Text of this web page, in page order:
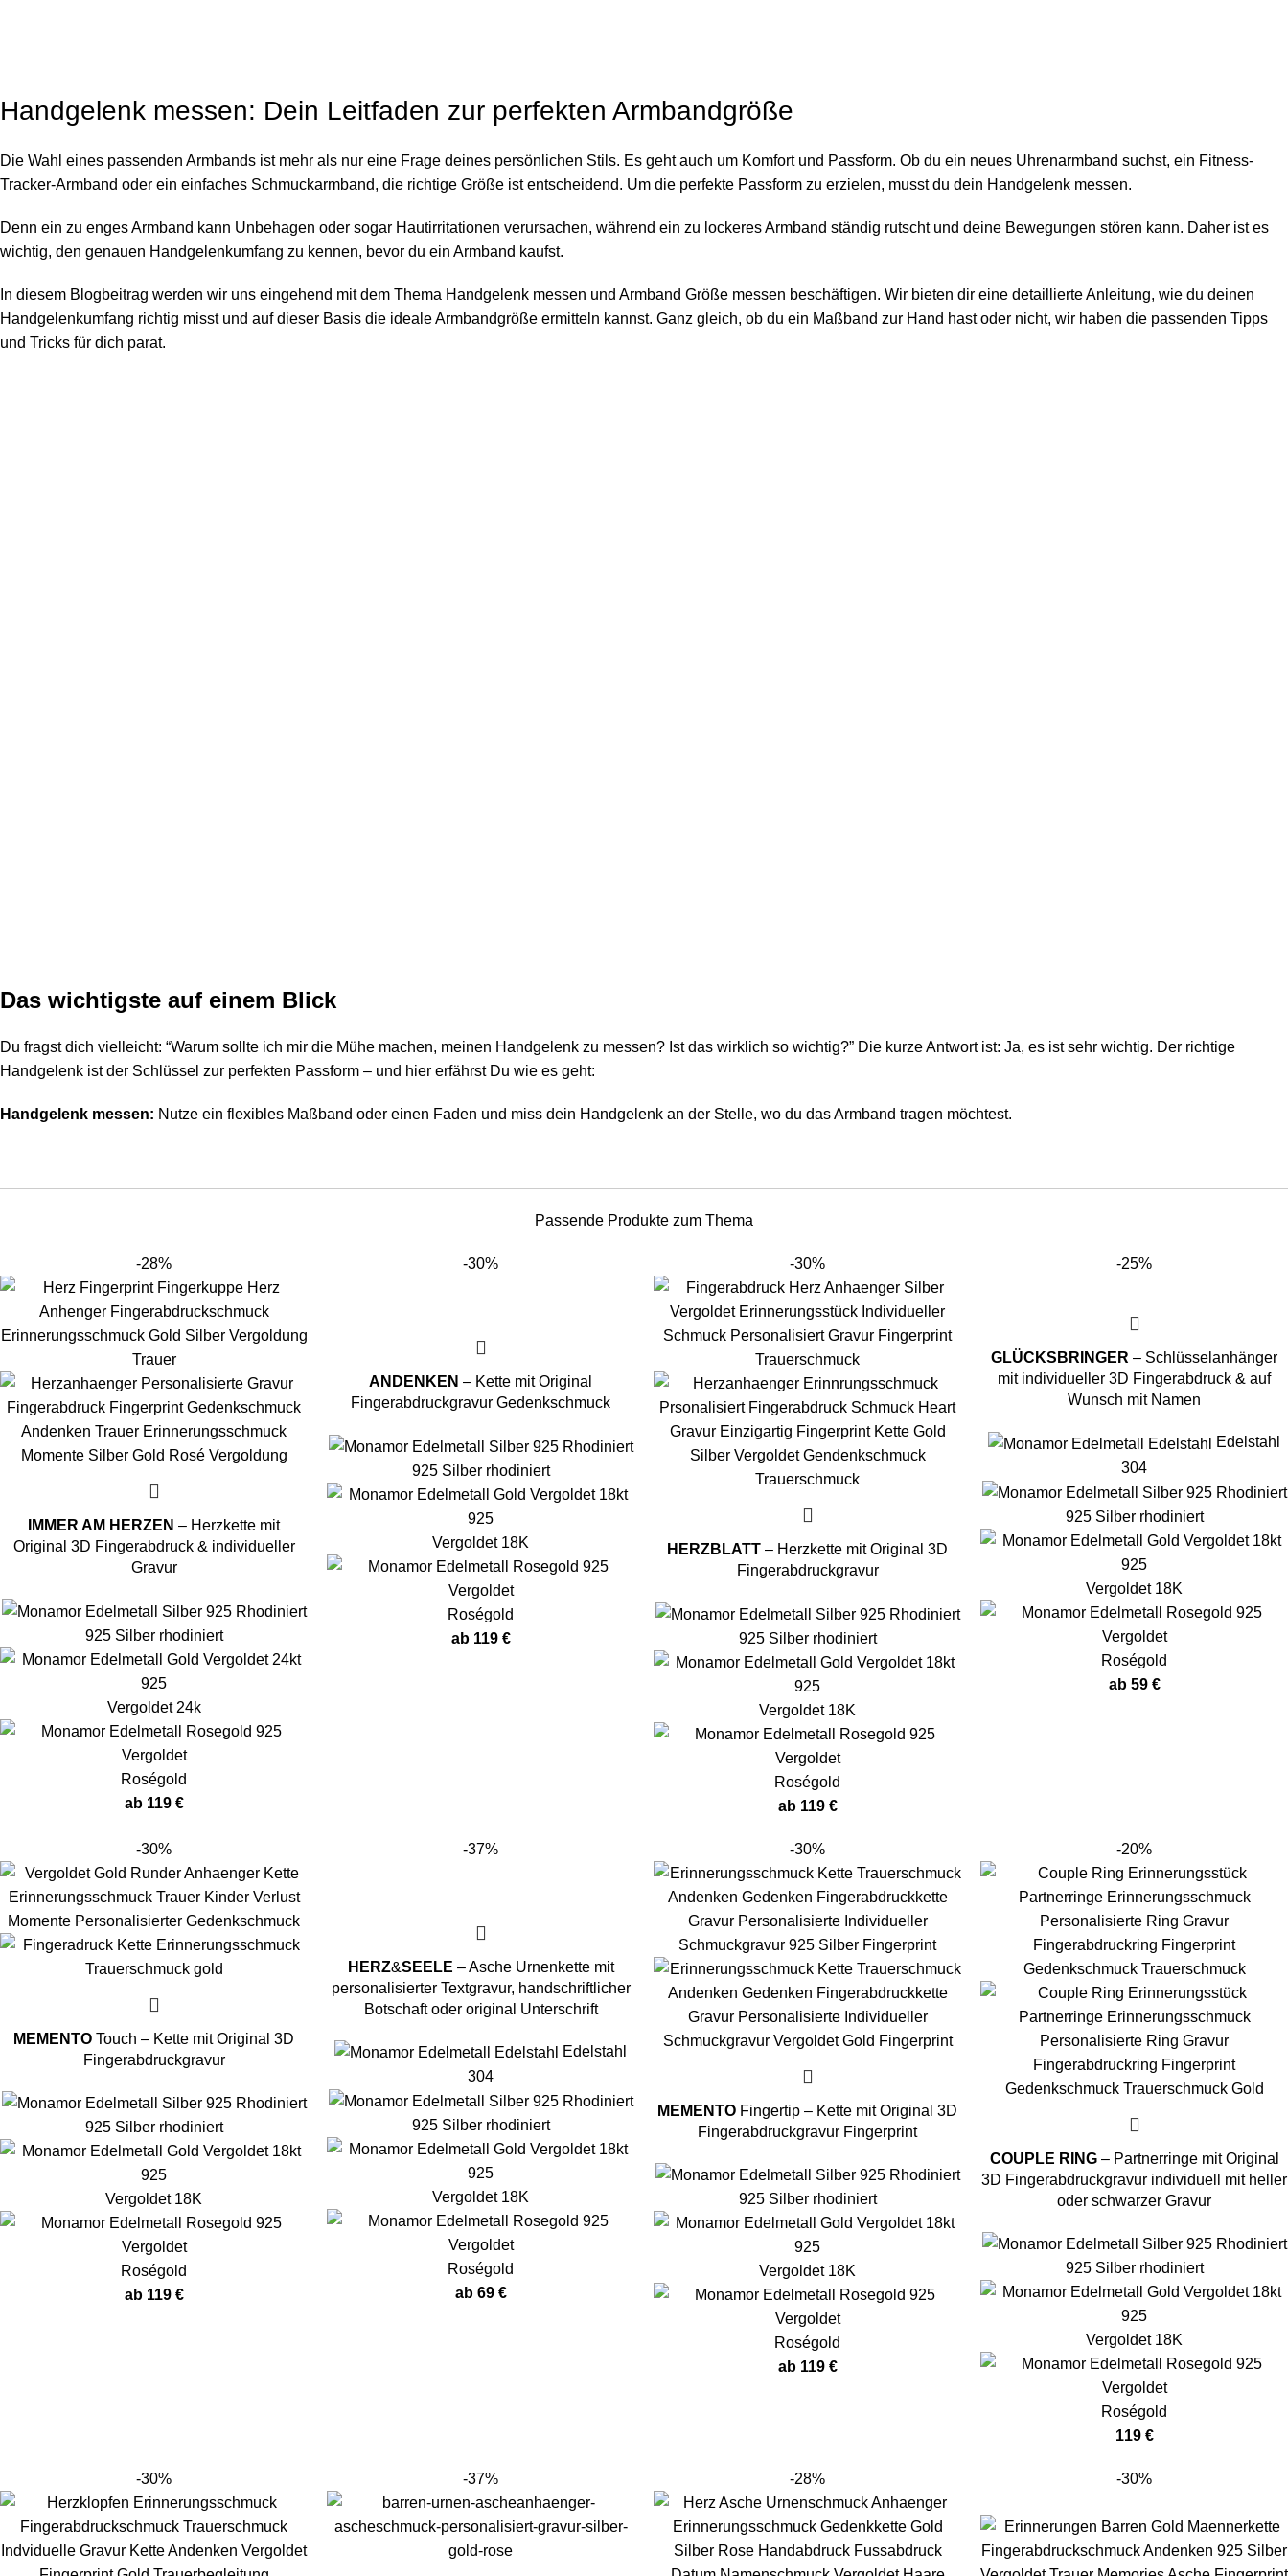
Handgelenk messen: Dein Leitfaden zur perfekten Armbandgröße
Die Wahl eines passenden Armbands ist mehr als nur eine Frage deines persönlichen Stils. Es geht auch um Komfort und Passform. Ob du ein neues Uhrenarmband suchst, ein Fitness-
Tracker-Armband oder ein einfaches Schmuckarmband, die richtige Größe ist entscheidend. Um die perfekte Passform zu erzielen, musst du dein Handgelenk messen.
Denn ein zu enges Armband kann Unbehagen oder sogar Hautirritationen verursachen, während ein zu lockeres Armband ständig rutscht und deine Bewegungen stören kann. Daher ist es
wichtig, den genauen Handgelenkumfang zu kennen, bevor du ein Armband kaufst.
In diesem Blogbeitrag werden wir uns eingehend mit dem Thema Handgelenk messen und Armband Größe messen beschäftigen. Wir bieten dir eine detaillierte Anleitung, wie du deinen
Handgelenkumfang richtig misst und auf dieser Basis die ideale Armbandgröße ermitteln kannst. Ganz gleich, ob du ein Maßband zur Hand hast oder nicht, wir haben die passenden Tipps
und Tricks für dich parat.
Das wichtigste auf einem Blick
Du fragst dich vielleicht: “Warum sollte ich mir die Mühe machen, meinen Handgelenk zu messen? Ist das wirklich so wichtig?” Die kurze Antwort ist: Ja, es ist sehr wichtig. Der richtige
Handgelenk ist der Schlüssel zur perfekten Passform – und hier erfährst Du wie es geht:
Handgelenk messen: Nutze ein flexibles Maßband oder einen Faden und miss dein Handgelenk an der Stelle, wo du das Armband tragen möchtest.
Passende Produkte zum Thema
-28%
IMMER AM HERZEN – Herzkette mit
Original 3D Fingerabdruck & individueller
Gravur
925 Silber rhodiniert
Vergoldet 24k
Roségold
ab 119 €
-30%
ANDENKEN – Kette mit Original
Fingerabdruckgravur Gedenkschmuck
925 Silber rhodiniert
Vergoldet 18K
Roségold
ab 119 €
-30%
HERZBLATT – Herzkette mit Original 3D
Fingerabdruckgravur
925 Silber rhodiniert
Vergoldet 18K
Roségold
ab 119 €
-25%
GLÜCKSBRINGER – Schlüsselanhänger
mit individueller 3D Fingerabdruck & auf
Wunsch mit Namen
Edelstahl
304
925 Silber rhodiniert
Vergoldet 18K
Roségold
ab 59 €
-30%
MEMENTO Touch – Kette mit Original 3D
Fingerabdruckgravur
925 Silber rhodiniert
Vergoldet 18K
Roségold
ab 119 €
-37%
HERZ&SEELE – Asche Urnenkette mit
personalisierter Textgravur, handschriftlicher
Botschaft oder original Unterschrift
Edelstahl
304
925 Silber rhodiniert
Vergoldet 18K
Roségold
ab 69 €
-30%
MEMENTO Fingertip – Kette mit Original 3D
Fingerabdruckgravur Fingerprint
925 Silber rhodiniert
Vergoldet 18K
Roségold
ab 119 €
-20%
COUPLE RING– Partnerringe mit Original
3D Fingerabdruckgravur individuell mit heller
oder schwarzer Gravur
925 Silber rhodiniert
Vergoldet 18K
Roségold
119 €
-30% -37% -28% -30%